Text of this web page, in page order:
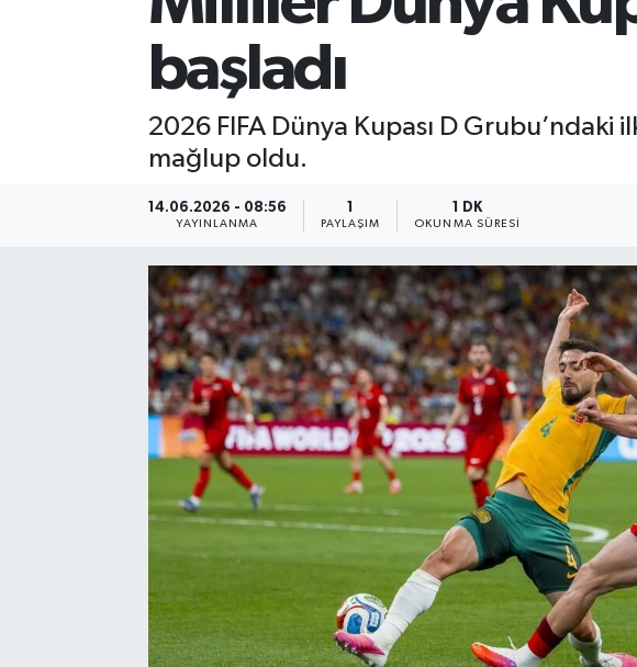
başladı
2026 FIFA Dünya Kupası D Grubu’ndaki
mağlup oldu.
14.06.2026 - 08:56
YAYINLANMA PAYLAŞIM
1 DK
OKUNMA SÜRESI